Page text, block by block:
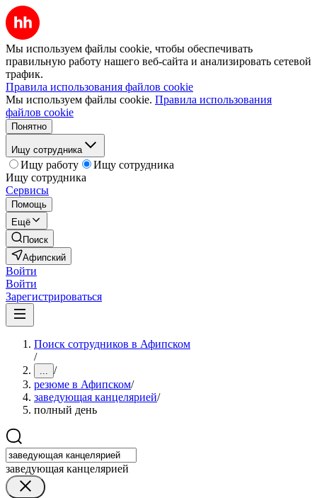
Мы используем файлы cookie, чтобы обеспечивать
правильную работу нашего веб-сайта и анализировать сетевой
трафик.
Правила использования файлов cookie
Мы используем файлы cookie. Правила использования
файлов cookie
Понятно
Ищу сотрудника
Ищу работу
Ищу сотрудника
Ищу сотрудника
Сервисы
Помощь
Ещё
Поиск
Афипский
Войти
Войти
Зарегистрироваться
Поиск сотрудников в Афипском
/
... /
резюме в Афипском/
заведующая канцелярией/
полный день
заведующая канцелярией